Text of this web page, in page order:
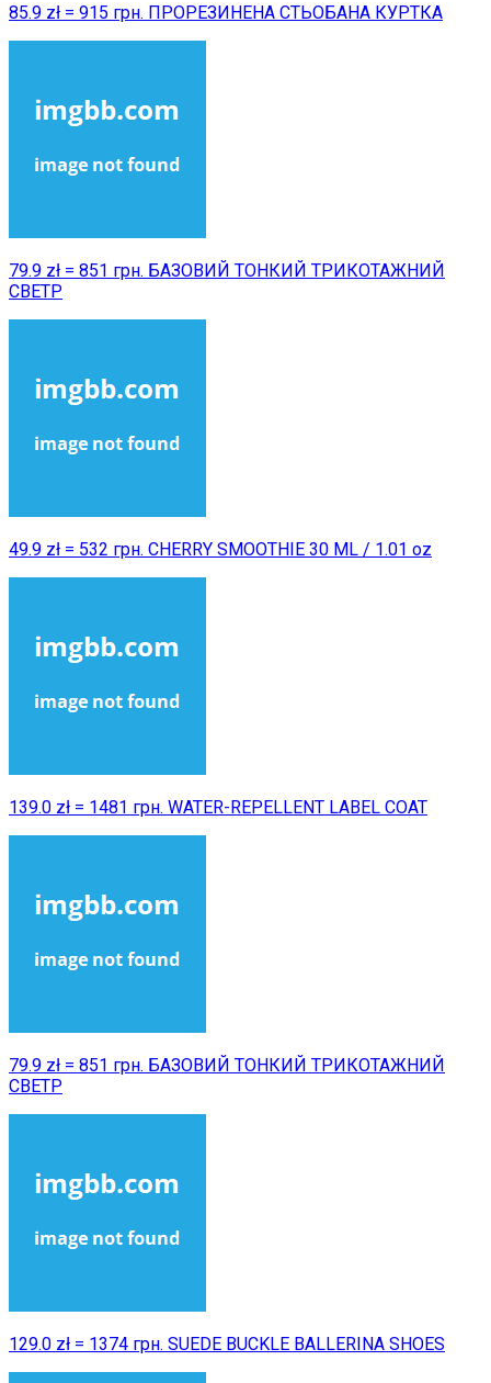
85.9 zł = 915 грн. ПРОРЕЗИНЕНА СТЬОБАНА КУРТКА
79.9 zł = 851 грн. БАЗОВИЙ ТОНКИЙ ТРИКОТАЖНИЙ
СВЕТР
49.9 zł = 532 грн. CHERRY SMOOTHIE 30 ML / 1.01 oz
139.0 zł = 1481 грн. WATER-REPELLENT LABEL COAT
79.9 zł = 851 грн. БАЗОВИЙ ТОНКИЙ ТРИКОТАЖНИЙ
СВЕТР
129.0 zł = 1374 грн. SUEDE BUCKLE BALLERINA SHOES